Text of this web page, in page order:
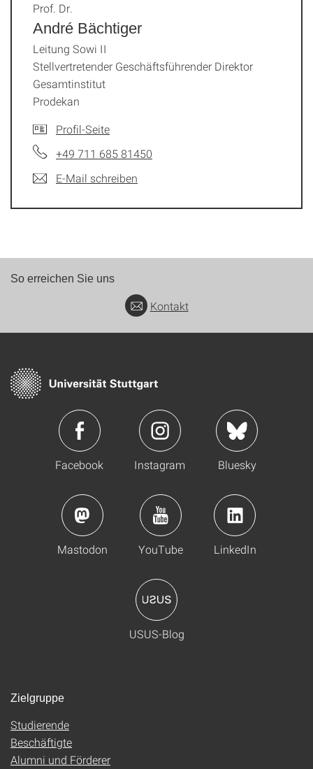
André Bächtiger
Prof. Dr.
Leitung Sowi II
Stellvertretender Geschäftsführender Direktor
Gesamtinstitut
Prodekan
Profil-Seite
+49 711 685 81450
E-Mail schreiben
So erreichen Sie uns
Kontakt
Facebook Instagram Bluesky
Mastodon YouTube LinkedIn
USUS-Blog
Zielgruppe
Studierende
Beschäftigte
Alumni und Förderer